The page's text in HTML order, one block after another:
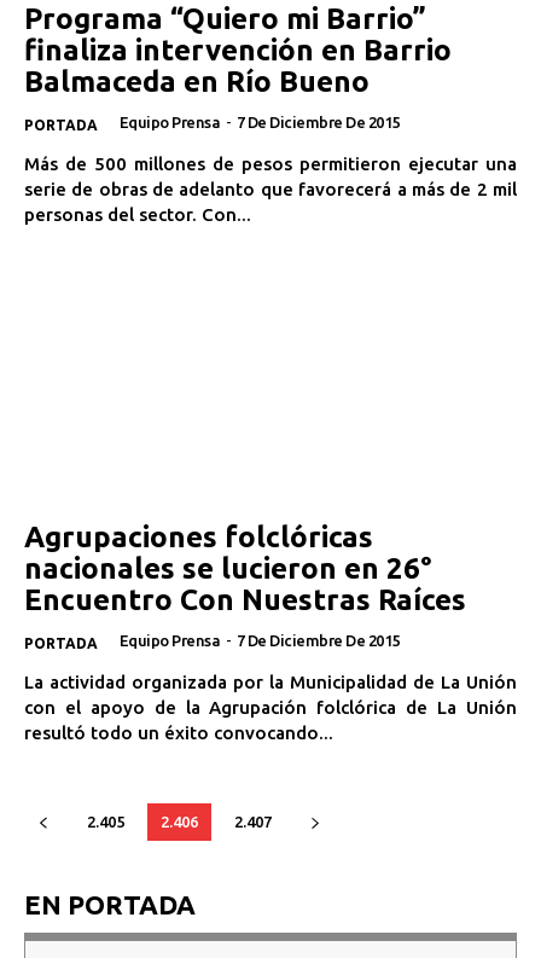
Programa “Quiero mi Barrio”
finaliza intervención en Barrio
Balmaceda en Río Bueno
PORTADA Equipo Prensa - 7 De Diciembre De 2015
Más de 500 millones de pesos permitieron ejecutar una
serie de obras de adelanto que favorecerá a más de 2 mil
personas del sector. Con...
Agrupaciones folclóricas
nacionales se lucieron en 26°
Encuentro Con Nuestras Raíces
PORTADA Equipo Prensa - 7 De Diciembre De 2015
La actividad organizada por la Municipalidad de La Unión
con el apoyo de la Agrupación folclórica de La Unión
resultó todo un éxito convocando...
2.405 2.406 2.407
EN PORTADA